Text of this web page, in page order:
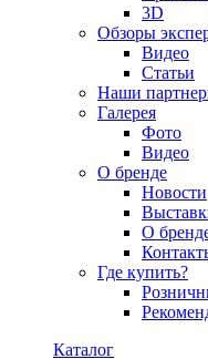
3D
Обзоры
Видео
Статьи
Наши
Галерея
Фото
Видео
О бренде
Новости
О
Где купить?
Каталог